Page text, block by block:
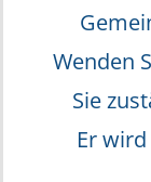
Wenden
Sie
Er